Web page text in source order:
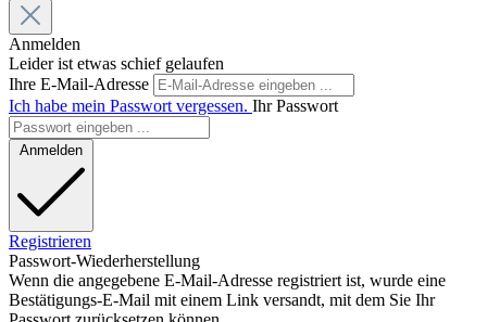
Anmelden
Leider ist etwas schief gelaufen
Ihre E-Mail-Adresse
Ich habe mein Passwort vergessen. Ihr Passwort
Anmelden
Registrieren
Passwort-Wiederherstellung
Wenn die angegebene E-Mail-Adresse registriert ist, wurde eine
Bestätigungs-E-Mail mit einem Link versandt, mit dem Sie Ihr